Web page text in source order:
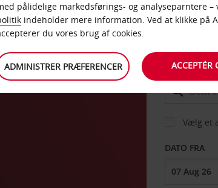
BIL
AFHENT FRA
Vælg et
DATO FRA
pålidelige markedsførings- og analyseparntere –
indeholder mere information. Ved at klikke på
du vores brug af cookies.
ADMINISTRER PRÆFERENCER ACCEPTÉR